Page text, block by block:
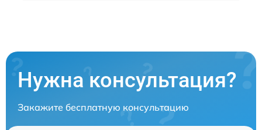
Нужна консультация?
Закажите бесплатную консультацию